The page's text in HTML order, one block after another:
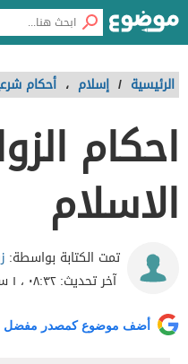
الرئيسية / إسلام ، أحكام
احكام
الاسلام
تمت الكتابة بواسطة:
آخر تحديث:٠٨:٣٢ ، ١ سبتمبر ٢٠٢١
أضف موضوع كمصدر